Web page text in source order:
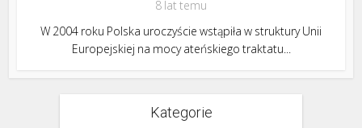
8 lat temu
W 2004 roku Polska uroczyście wstąpiła w struktury Unii
Europejskiej na mocy ateńskiego traktatu...
Kategorie